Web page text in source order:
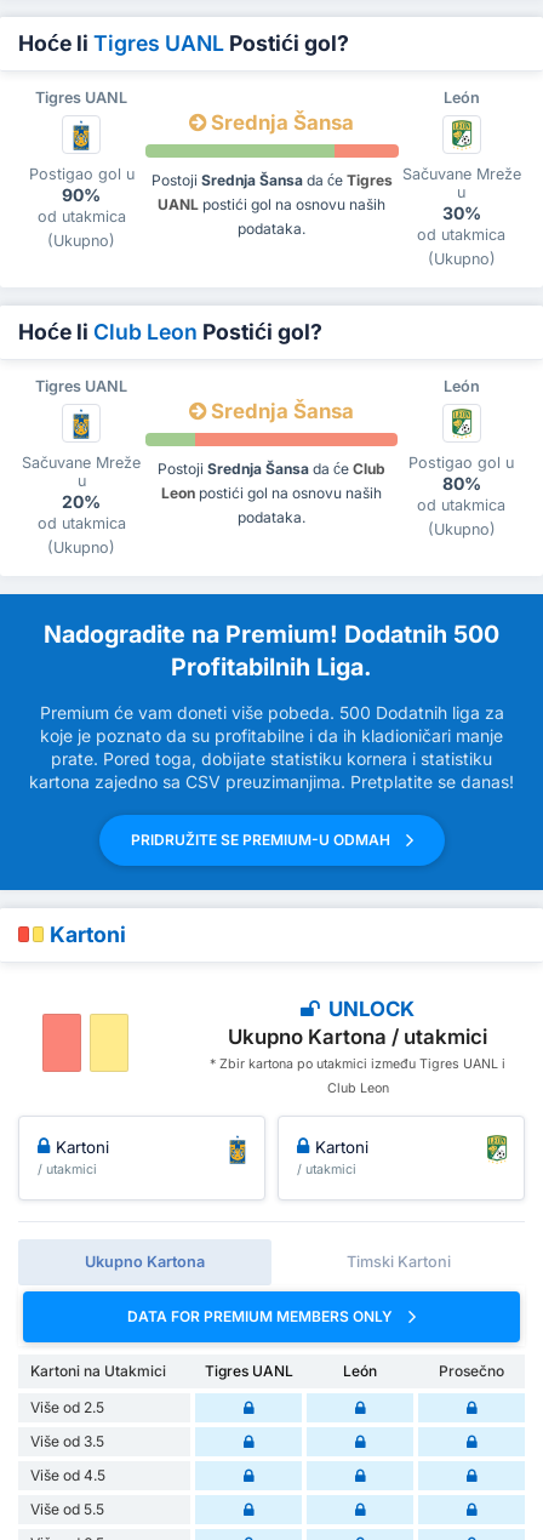
Hoće li Tigres UANL Postići gol?
Tigres UANL León
Postigao gol u
90%
od utakmica
(Ukupno)
Srednja Šansa
Postoji Srednja Šansada će Tigres
UANL postići gol na osnovu naših
podataka.
Sačuvane Mreže
u
30%
od utakmica
(Ukupno)
Hoće li Club Leon Postići gol?
Tigres UANL León
Sačuvane Mreže
u
20%
od utakmica
(Ukupno)
Srednja Šansa
Postoji Srednja Šansa da će Club
Leon postići gol na osnovu naših
podataka.
Postigao gol u
80%
od utakmica
(Ukupno)
Nadogradite na Premium! Dodatnih 500
Profitabilnih Liga.
Premium će vam doneti više pobeda. 500 Dodatnih liga za
koje je poznato da su profitabilne i da ih kladioničari manje
prate. Pored toga, dobijate statistiku kornera i statistiku
kartona zajedno sa CSV preuzimanjima. Pretplatite se danas!
PRIDRUŽITE SE PREMIUM-U ODMAH
Kartoni
UNLOCK
Ukupno Kartona / utakmici
* Zbir kartona po utakmici između Tigres UANL i
Club Leon
Kartoni
/ utakmici
Kartoni
/ utakmici
Ukupno Kartona Timski Kartoni
DATA FOR PREMIUM MEMBERS ONLY
Kartoni na Utakmici Tigres UANL León
Prosečno
Više od 2.5
Više od 3.5
Više od 4.5
Više od 5.5